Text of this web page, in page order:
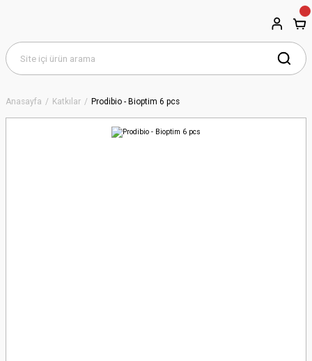
Anasayfa Katkılar Prodibio - Bioptim 6 pcs